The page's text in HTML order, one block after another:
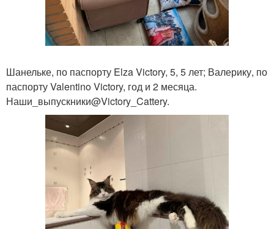
Шанельке, по паспорту Elza Victory, 5, 5 лет; Валерику, по
паспорту Valentino Victory, год и 2 месяца.
Наши_выпускники@Victory_Cattery.